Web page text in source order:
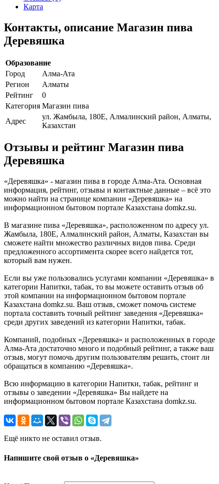
Карта
Контакты, описание Магазин пива
Деревяшка
Образование
Город
Алма-Ата
Регион
Алматы
Рейтинг
0
Категория Магазин пива
Адрес
ул. Жамбыла, 180Е, Алмалинский район, Алматы,
Казахстан
Отзывы и рейтинг Магазин пива
Деревяшка
«Деревяшка» - магазин пива в городе Алма-Ата. Основная
информация, рейтинг, отзывы и контактные данные – всё это
можно найти на странице компании «Деревяшка» на
информационном бытовом портале Казахстана domkz.su.
В магазине пива «Деревяшка», расположенном по адресу ул.
Жамбыла, 180Е, Алмалинский район, Алматы, Казахстан вы
сможете найти множество различных видов пива. Среди
предложенного ассортимента скорее всего найдется тот,
который вам нужен.
Если вы уже пользовались услугами компании «Деревяшка» в
категории Напитки, табак, то вы можете оставить отзыв об
этой компании на информационном бытовом портале
Казахстана domkz.su. Ваш отзыв, сможет помочь системе
портала составить точный рейтинг заведения «Деревяшка»
среди других заведений из категории Напитки, табак.
Компаний, подобных «Деревяшка» и расположенных в городе
Алма-Ата достаточно много и подобный рейтинг, а также ваш
отзыв, могут помочь другим пользователям решить, стоит ли
обращаться в компанию «Деревяшка».
Всю информацию в категории Напитки, табак, рейтинг и
отзывы о заведении «Деревяшка» Вы найдете на
информационном бытовом портале Казахстана domkz.su.
Ещё никто не оставил отзыв.
Напишите свой отзыв о «Деревяшка»